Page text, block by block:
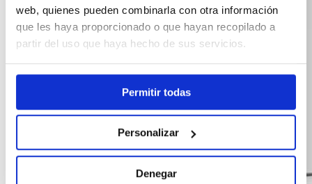
web, quienes pueden combinarla con otra información
que les haya proporcionado o que hayan recopilado a
partir del uso que haya hecho de sus servicios.
Permitir todas
Personalizar
Denegar